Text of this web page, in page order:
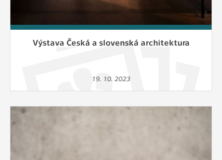
Výstava Česká a slovenská architektura
19. 10. 2023